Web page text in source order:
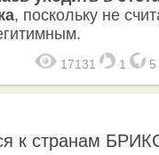
, поскольку не
17131 1 5
к странам